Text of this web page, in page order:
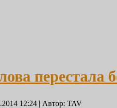
перестала
12:24 | Автор: TAV